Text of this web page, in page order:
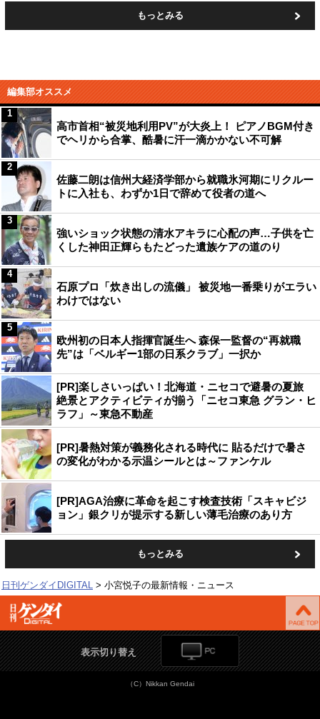
もっとみる
編集部オススメ
高市首相“被災地利用PV”が大炎上！ ピアノBGM付き
でヘリから合掌、酷暑に汗一滴かかない不可解
1
佐藤二朗は信州大経済学部から就職氷河期にリクルー
トに入社も、わずか1日で辞めて役者の道へ
2
強いショック状態の清水アキラに心配の声…子供を亡
くした神田正輝らもたどった遺族ケアの道のり
3
石原プロ「炊き出しの流儀」 被災地一番乗りがエラい
わけではない
4
欧州初の日本人指揮官誕生へ 森保一監督の“再就職
先”は「ベルギー1部の日系クラブ」一択か
5
[PR]楽しさいっぱい！北海道・ニセコで避暑の夏旅
絶景とアクティビティが揃う「ニセコ東急 グラン・ヒ
ラフ」～東急不動産
[PR]暑熱対策が義務化される時代に 貼るだけで暑さ
の変化がわかる示温シールとは～ファンケル
[PR]AGA治療に革命を起こす検査技術「スキャビジ
ョン」銀クリが提示する新しい薄毛治療のあり方
もっとみる
日刊ゲンダイDIGITAL 小宮悦子の最新情報・ニュース
表示切り替え
（C）Nikkan Gendai